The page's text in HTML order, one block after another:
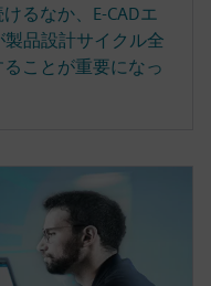
るなか、E-CADエ
製品設計サイクル全
ことが重要になっ